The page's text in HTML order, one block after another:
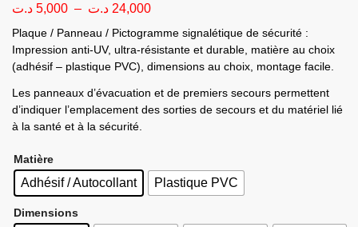
5,000 د.ت – 24,000 د.ت
Plaque / Panneau / Pictogramme signalétique de sécurité :
Impression anti-UV, ultra-résistante et durable, matière au choix
(adhésif – plastique PVC), dimensions au choix, montage facile.
Les panneaux d’évacuation et de premiers secours permettent
d’indiquer l’emplacement des sorties de secours et du matériel lié
à la santé et à la sécurité.
Matière
Adhésif / Autocollant Plastique PVC
Dimensions